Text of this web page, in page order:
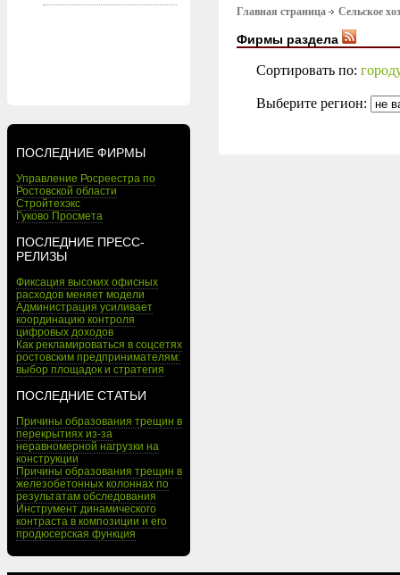
ПОСЛЕДНИЕ ФИРМЫ
Управление Росреестра по
Ростовской области
Стройтехэкс
Гуково Просмета
ПОСЛЕДНИЕ ПРЕСС-
РЕЛИЗЫ
Фиксация высоких офисных
расходов меняет модели
Администрация усиливает
координацию контроля
цифровых доходов
Как рекламироваться в соцсетях
ростовским предпринимателям:
выбор площадок и стратегия
ПОСЛЕДНИЕ СТАТЬИ
Причины образования трещин в
перекрытиях из-за
неравномерной нагрузки на
конструкции
Причины образования трещин в
железобетонных колоннах по
результатам обследования
Инструмент динамического
контраста в композиции и его
продюсерская функция
Главная страница Сельское
Фирмы раздела
Сортировать по:
Выберите регион: